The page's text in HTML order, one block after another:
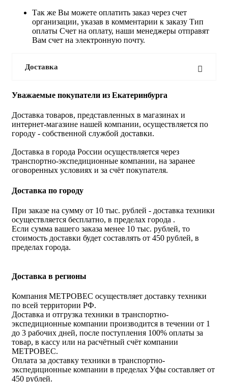
Так же Вы можете оплатить заказ через счет
организации, указав в комментарии к заказу Тип
оплаты Счет на оплату, наши менеджеры отправят
Вам счет на электронную почту.
Доставка
Уважаемые покупатели из Екатеринбурга
Доставка товаров, представленных в магазинах и
интернет-магазине нашей компании, осуществляется по
городу - собственной службой доставки.
Доставка в города России осуществляется через
транспортно-экспедиционные компании, на заранее
оговоренных условиях и за счёт покупателя.
Доставка по городу
При заказе на сумму от 10 тыс. рублей - доставка техники
осуществляется бесплатно, в пределах города .
Если сумма вашего заказа менее 10 тыс. рублей, то
стоимость доставки будет составлять от 450 рублей, в
пределах города.
Доставка в регионы
Компания МЕТРОВЕС осуществляет доставку техники
по всей территории РФ.
Доставка и отгрузка техники в транспортно-
экспедиционные компании производится в течении от 1
до 3 рабочих дней, после поступления 100% оплаты за
товар, в кассу или на расчётный счёт компании
МЕТРОВЕС.
Оплата за доставку техники в транспортно-
экспедиционные компании в пределах Уфы составляет от
450 рублей.